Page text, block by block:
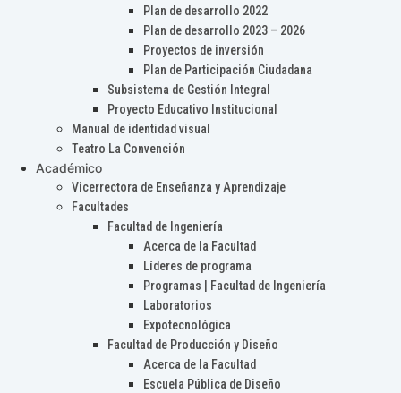
Plan de desarrollo 2022
Plan de desarrollo 2023 – 2026
Proyectos de inversión
Plan de Participación Ciudadana
Subsistema de Gestión Integral
Proyecto Educativo Institucional
Manual de identidad visual
Teatro La Convención
Académico
Vicerrectora de Enseñanza y Aprendizaje
Facultades
Facultad de Ingeniería
Acerca de la Facultad
Líderes de programa
Programas | Facultad de Ingeniería
Laboratorios
Expotecnológica
Facultad de Producción y Diseño
Acerca de la Facultad
Escuela Pública de Diseño